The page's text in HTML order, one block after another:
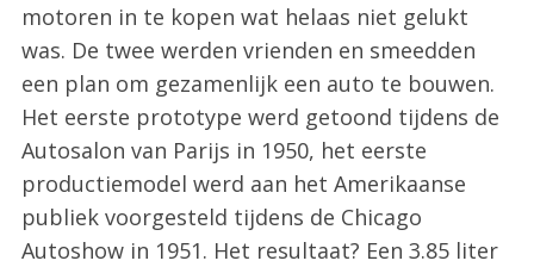
motoren in te kopen wat helaas niet gelukt
was. De twee werden vrienden en smeedden
een plan om gezamenlijk een auto te bouwen.
Het eerste prototype werd getoond tijdens de
Autosalon van Parijs in 1950, het eerste
productiemodel werd aan het Amerikaanse
publiek voorgesteld tijdens de Chicago
Autoshow in 1951. Het resultaat? Een 3.85 liter